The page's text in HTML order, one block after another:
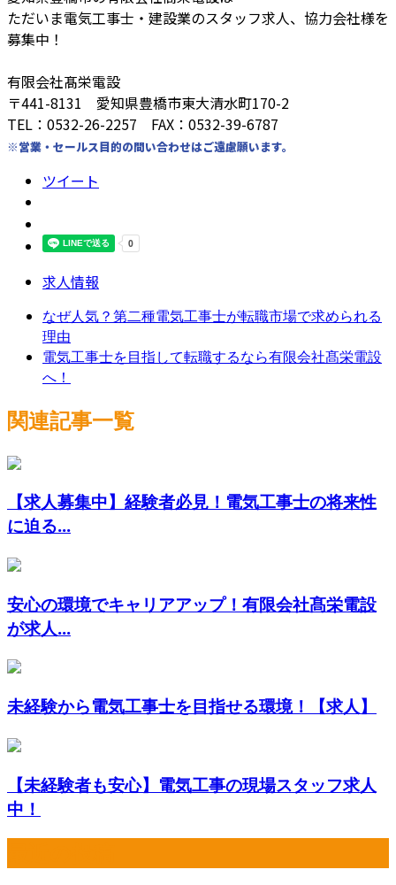
ただいま電気工事士・建設業のスタッフ求人、協力会社様を
募集中！
有限会社髙栄電設
〒441-8131 愛知県豊橋市東大清水町170-2
TEL：0532-26-2257 FAX：0532-39-6787
※営業・セールス目的の問い合わせはご遠慮願います。
ツイート
求人情報
なぜ人気？第二種電気工事士が転職市場で求められる
理由
電気工事士を目指して転職するなら有限会社髙栄電設
へ！
関連記事一覧
【求人募集中】経験者必見！電気工事士の将来性
に迫る...
安心の環境でキャリアアップ！有限会社髙栄電設
が求人...
未経験から電気工事士を目指せる環境！【求人】
【未経験者も安心】電気工事の現場スタッフ求人
中！